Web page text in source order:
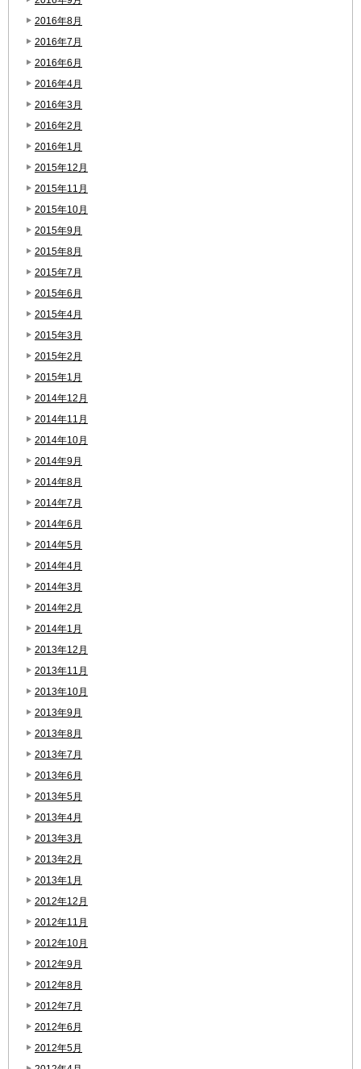
2016年8月
2016年7月
2016年6月
2016年4月
2016年3月
2016年2月
2016年1月
2015年12月
2015年11月
2015年10月
2015年9月
2015年8月
2015年7月
2015年6月
2015年4月
2015年3月
2015年2月
2015年1月
2014年12月
2014年11月
2014年10月
2014年9月
2014年8月
2014年7月
2014年6月
2014年5月
2014年4月
2014年3月
2014年2月
2014年1月
2013年12月
2013年11月
2013年10月
2013年9月
2013年8月
2013年7月
2013年6月
2013年5月
2013年4月
2013年3月
2013年2月
2013年1月
2012年12月
2012年11月
2012年10月
2012年9月
2012年8月
2012年7月
2012年6月
2012年5月